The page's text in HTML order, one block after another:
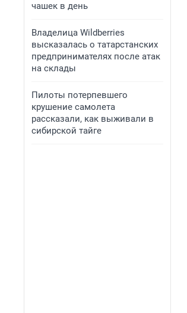
чашек в день
Владелица Wildberries
высказалась о татарстанских
предпринимателях после атак
на склады
Пилоты потерпевшего
крушение самолета
рассказали, как выживали в
сибирской тайге